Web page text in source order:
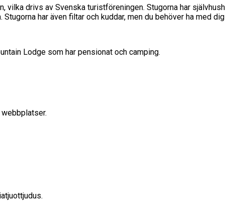
drivs av Svenska turistföreningen. Stugorna har
har även filtar och kuddar, men du behöver ha med
Lodge som har pensionat och camping.